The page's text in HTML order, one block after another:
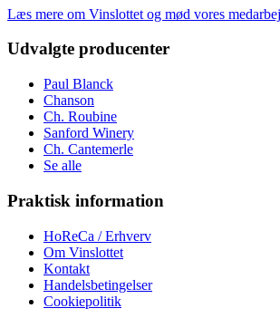
Læs mere om Vinslottet og mød vores
Udvalgte producenter
Paul Blanck
Chanson
Ch. Roubine
Sanford Winery
Ch. Cantemerle
Se alle
Praktisk information
HoReCa / Erhverv
Om Vinslottet
Kontakt
Handelsbetingelser
Cookiepolitik